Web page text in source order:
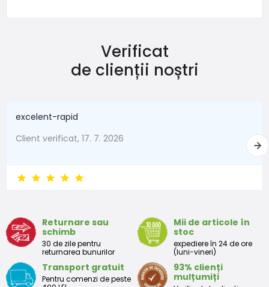
Verificat
de clienții noștri
excelent-rapid
Client verificat, 17. 7. 2026
Returnare sau
schimb
30 de zile pentru
returnarea bunurilor
Mii de articole în
stoc
expediere în 24 de ore
(luni-vineri)
Transport gratuit
Pentru comenzi de peste
93% clienți
mulțumiți